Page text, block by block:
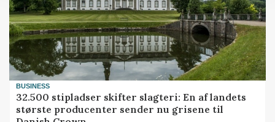
BUSINESS
32.500 stipladser skifter slagteri: En af landets
største producenter sender nu grisene til